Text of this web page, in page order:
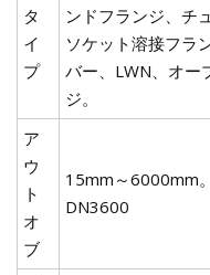
タ
イ
プ
ンドフランジ、チ
ソケット溶接フラ
バー、LWN、オー
ジ。
ア
ウ
ト
オ
ブ
15mm～6000mm
DN3600